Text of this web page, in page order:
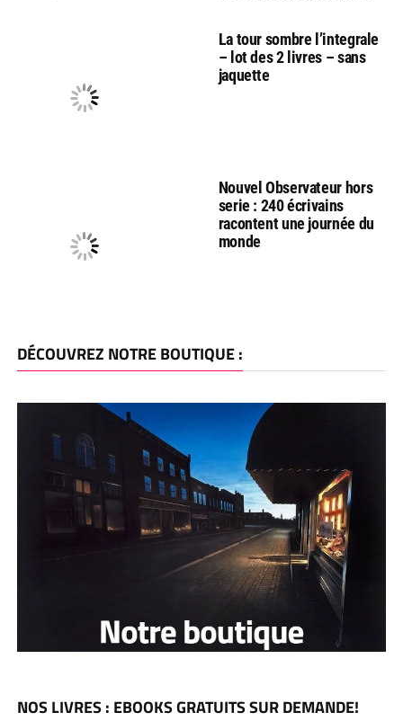
La tour sombre l’integrale
– lot des 2 livres – sans
jaquette
Nouvel Observateur hors
serie : 240 écrivains
racontent une journée du
monde
DÉCOUVREZ NOTRE BOUTIQUE :
NOS LIVRES : EBOOKS GRATUITS SUR DEMANDE!